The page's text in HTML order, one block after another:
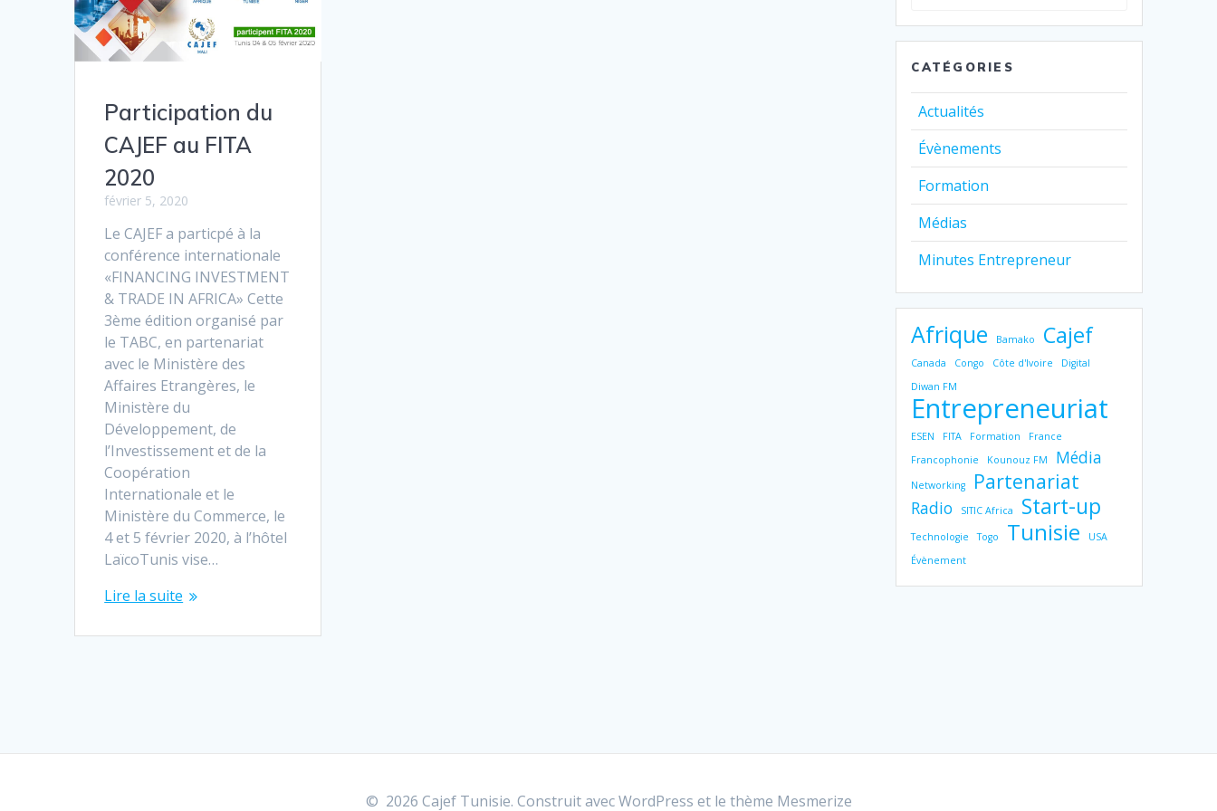
Participation du
CAJEF au FITA
2020
février 5, 2020
Le CAJEF a particpé à la
conférence internationale
«FINANCING INVESTMENT
& TRADE IN AFRICA» Cette
3ème édition organisé par
le TABC, en partenariat
avec le Ministère des
Affaires Etrangères, le
Ministère du
Développement, de
l’Investissement et de la
Coopération
Internationale et le
Ministère du Commerce, le
4 et 5 février 2020, à l’hôtel
LaïcoTunis vise…
Lire la suite
:
CATÉGORIES
Actualités
Évènements
Formation
Médias
Minutes Entrepreneur
Afrique Bamako Cajef
Canada Congo Côte d'Ivoire
Digital
Diwan FM
Entrepreneuriat
ESEN FITA Formation
France
Francophonie
Kounouz FM Média
Networking Partenariat
Radio SITIC Africa Start-up
Technologie Togo Tunisie
USA
Évènement
© 2026 Cajef Tunisie. Construit avec WordPress et le thème Mesmerize